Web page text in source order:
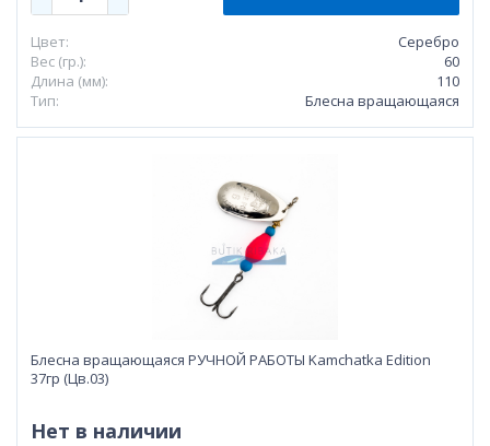
Цвет:
Серебро
Вес (гр.):
60
Длина (мм):
110
Тип:
Блесна вращающаяся
Блесна вращающаяся РУЧНОЙ РАБОТЫ Kamchatka Edition
37гр (Цв.03)
Нет в наличии